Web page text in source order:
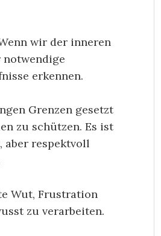
wir der inneren
erkennen.
Grenzen gesetzt
zu schützen. Es ist
aber respektvoll
Wut, Frustration
zu verarbeiten.